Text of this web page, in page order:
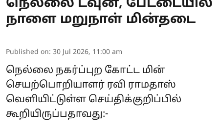
நெல்லை டவுன், பேட்டையில்
நாளை மறுநாள் மின்தடை
Published on: 30 Jul 2026, 11:00 am
நெல்லை நகர்ப்புற கோட்ட மின்
செயற்பொறியாளர் ரவி ராமதாஸ்
வெளியிட்டுள்ள செய்திக்குறிப்பில்
கூறியிருப்பதாவது:-